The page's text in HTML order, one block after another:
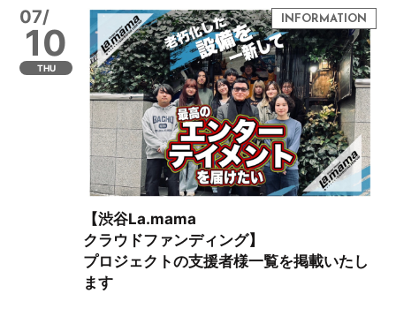
07/
10
THU
【渋谷La.mama
クラウドファンディング】
プロジェクトの支援者様一覧を掲載いたし
ます